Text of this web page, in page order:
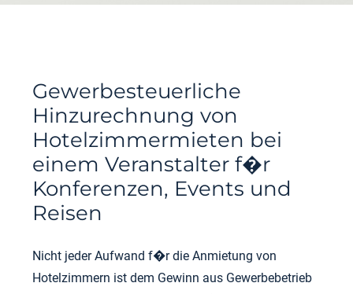
Gewerbesteuerliche
Hinzurechnung von
Hotelzimmermieten bei
einem Veranstalter f�r
Konferenzen, Events und
Reisen
Nicht jeder Aufwand f�r die Anmietung von
Hotelzimmern ist dem Gewinn aus Gewerbebetrieb